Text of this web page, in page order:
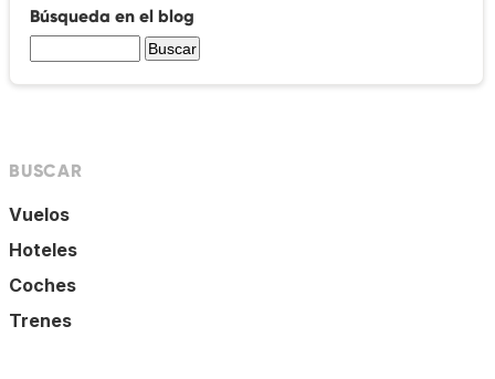
Búsqueda en el blog
BUSCAR
Vuelos
Hoteles
Coches
Trenes